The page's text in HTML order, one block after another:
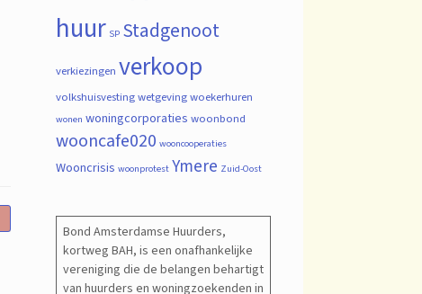
huur SP Stadgenoot
verkiezingen verkoop
volkshuisvestingwetgevingwoekerhuren
wonen woningcorporaties woonbond
wooncafe020 wooncooperaties
Wooncrisis woonprotest Ymere Zuid-Oost
Bond Amsterdamse Huurders,
kortweg BAH, is een onafhankelijke
vereniging die de belangen behartigt
van huurders en woningzoekenden in